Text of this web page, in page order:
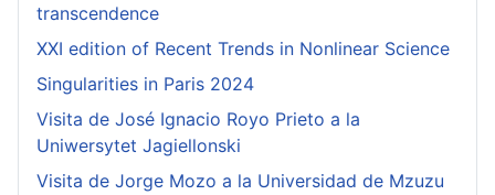
transcendence
XXI edition of Recent Trends in Nonlinear Science
Singularities in Paris 2024
Visita de José Ignacio Royo Prieto a la
Uniwersytet Jagiellonski
Visita de Jorge Mozo a la Universidad de Mzuzu